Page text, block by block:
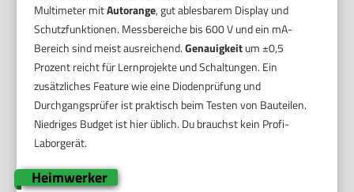
Multimeter mitAutorange, gut ablesbarem Display und
Schutzfunktionen. Messbereiche bis 600 V und ein mA-
Bereich sind meist ausreichend.Genauigkeitum ±0,5
Prozent reicht für Lernprojekte und Schaltungen. Ein
zusätzliches Feature wie eine Diodenprüfung und
Durchgangsprüfer ist praktisch beim Testen von Bauteilen.
Niedriges Budget ist hier üblich. Du brauchst kein Profi-
Laborgerät.
Heimwerker